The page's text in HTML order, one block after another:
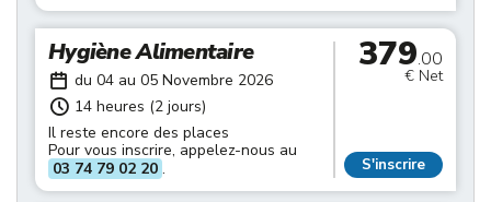
Hygiène Alimentaire
du 04 au 05 Novembre 2026
14 heures (2 jours)
Il reste encore des places
Pour vous inscrire, appelez-nous au
03 74 79 02 20 .
379.00
€ Net
S'inscrire